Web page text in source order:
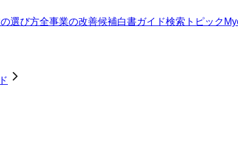
選び方全事業の改善候補白書ガイド検索トピック